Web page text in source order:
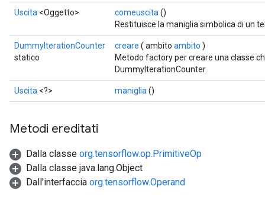
Uscita <Oggetto> comeuscita ()
Restituisce la maniglia simbolica di un
DummyIterationCounter
statico
creare ( ambito ambito )
Metodo factory per creare una classe
DummyIterationCounter.
Uscita <?> maniglia ()
Metodi ereditati
Dalla classe org.tensorflow.op.PrimitiveOp
Dalla classe java.lang.Object
Dall'interfaccia org.tensorflow.Operand